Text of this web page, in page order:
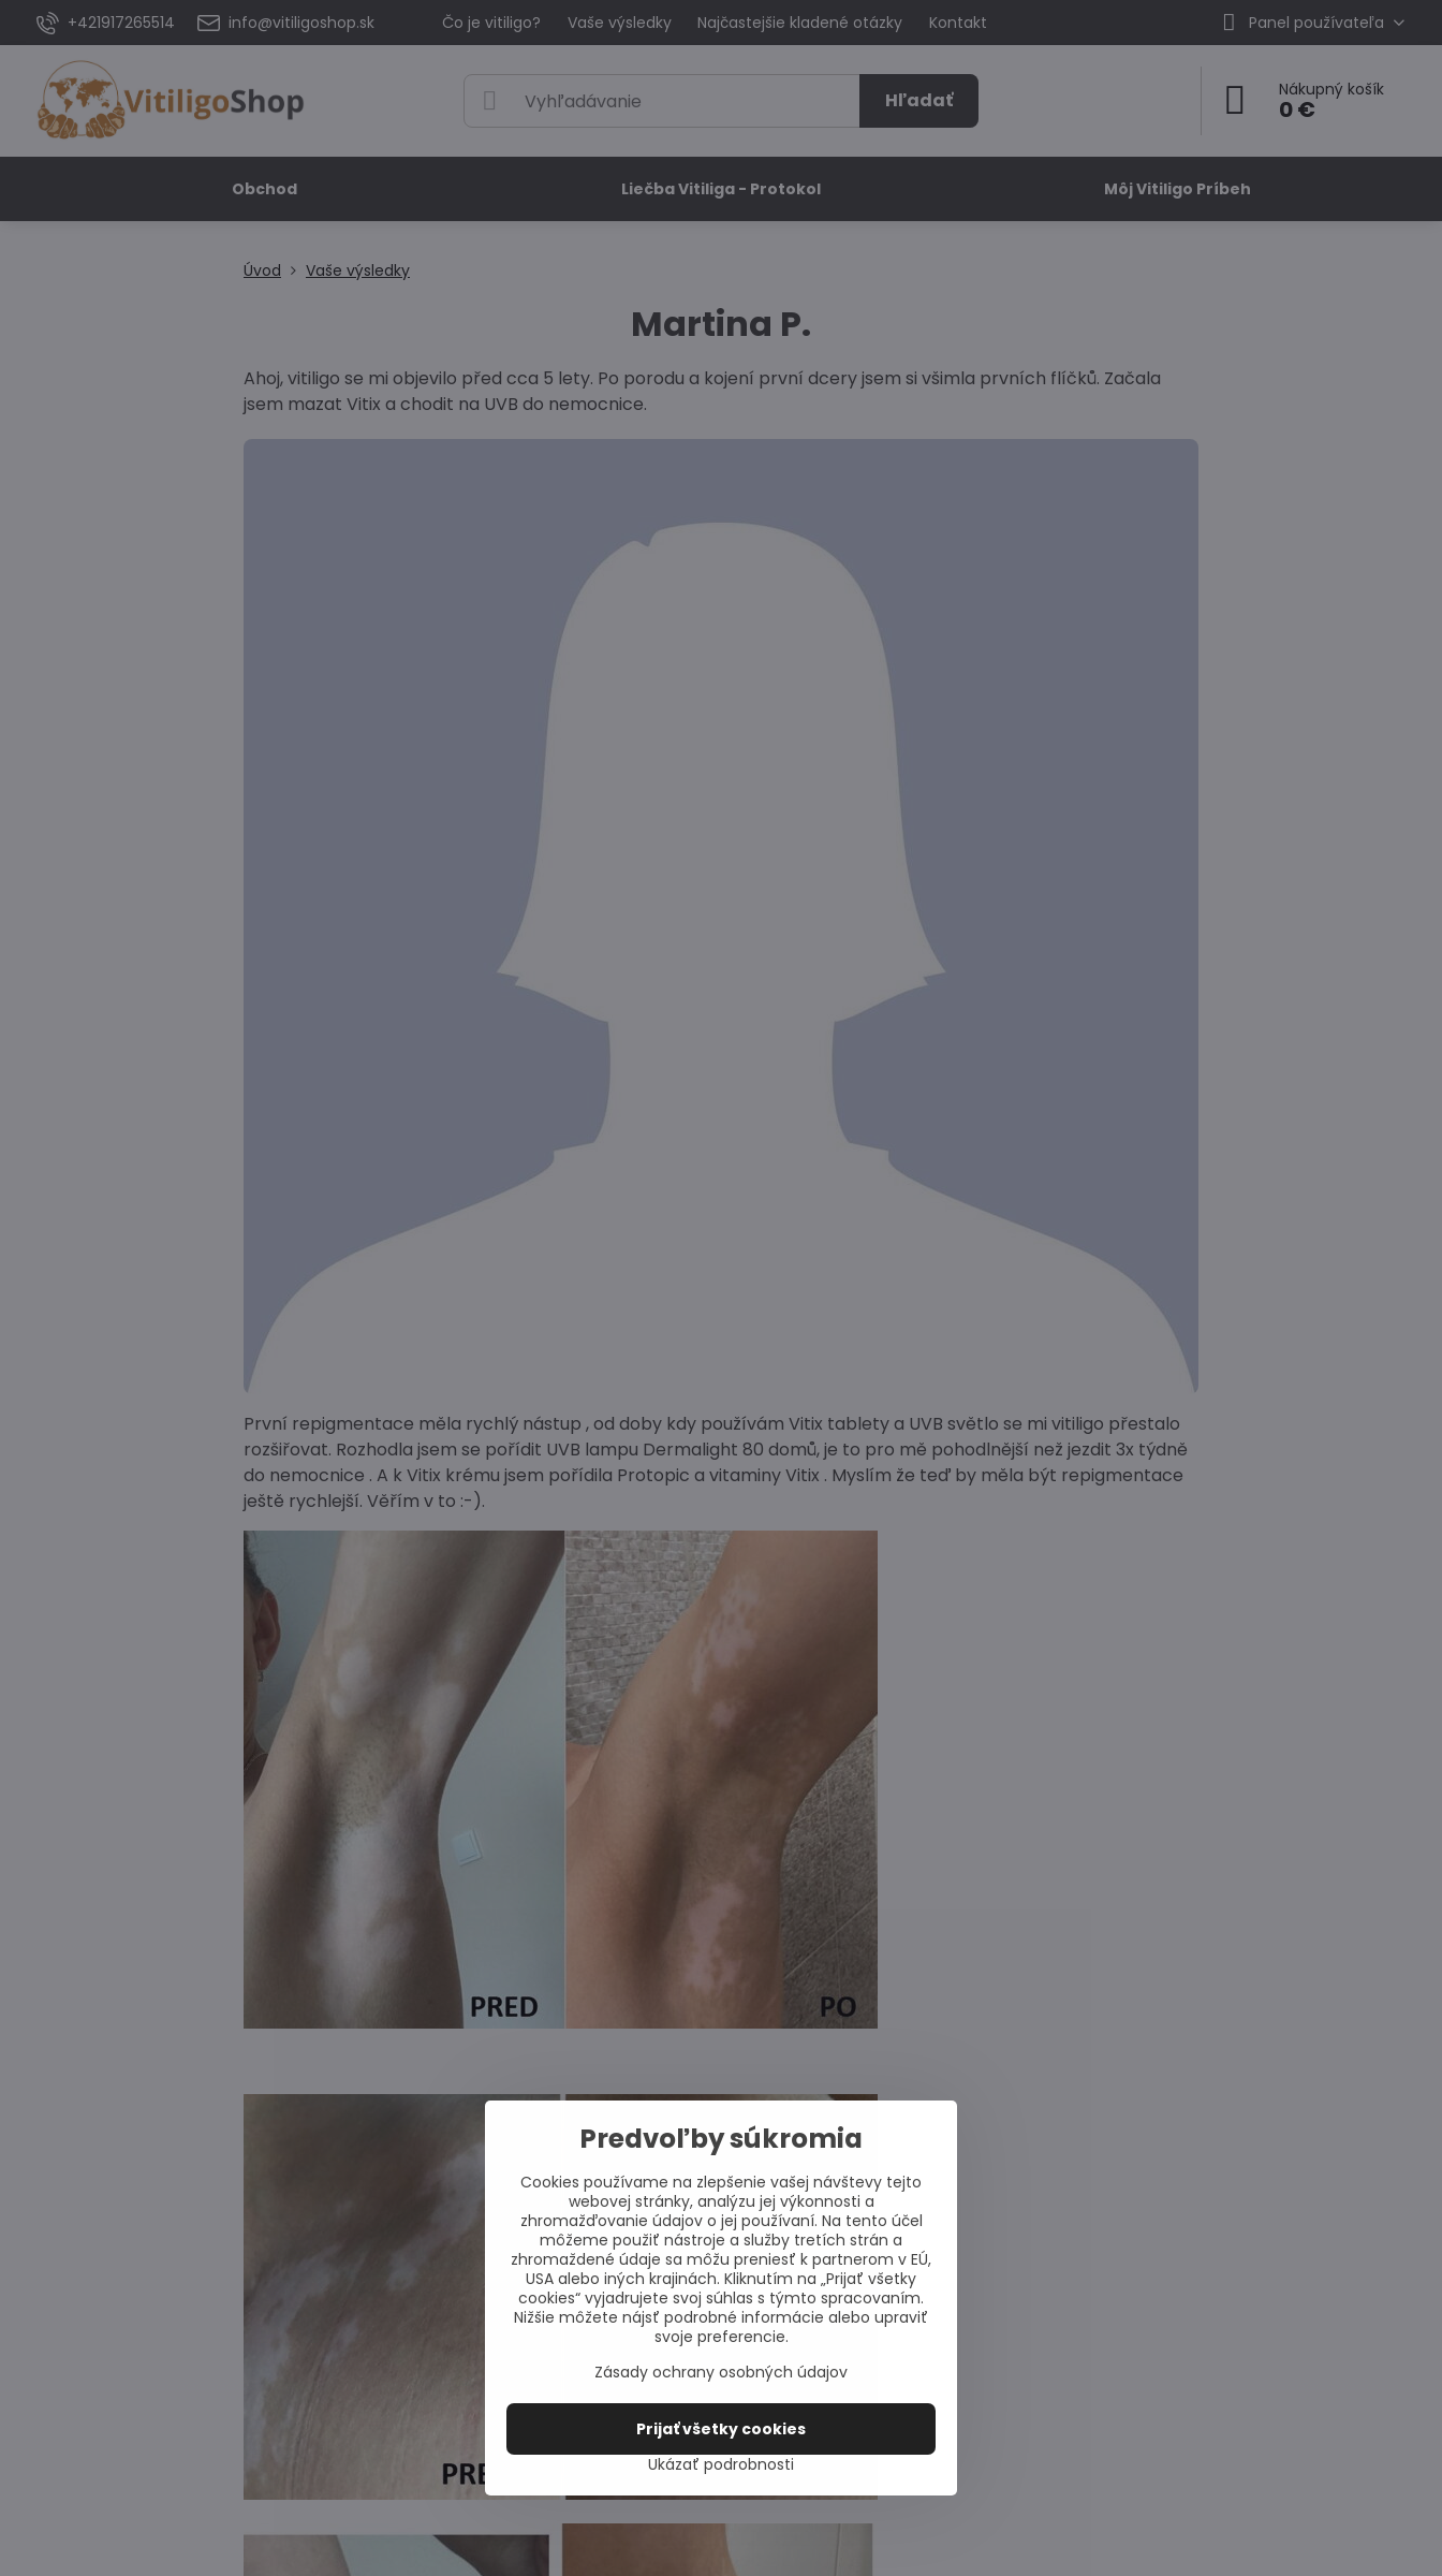
+421917265514 info@vitiligoshop.sk Čo je vitiligo? Vaše výsledky Najčastejšie kladené otázky Kontakt Panel používateľa
Hľadať Nákupný košík
0 €
Obchod Liečba Vitiliga - Protokol Môj Vitiligo Príbeh
Úvod Vaše výsledky
Martina P.
Ahoj, vitiligo se mi objevilo před cca 5 lety. Po porodu a kojení první dcery jsem si všimla prvních flíčků. Začala
jsem mazat Vitix a chodit na UVB do nemocnice.
První repigmentace měla rychlý nástup , od doby kdy používám Vitix tablety a UVB světlo se mi vitiligo přestalo
rozšiřovat. Rozhodla jsem se pořídit UVB lampu Dermalight 80 domů, je to pro mě pohodlnější než jezdit 3x týdně
do nemocnice . A k Vitix krému jsem pořídila Protopic a vitaminy Vitix . Myslím že teď by měla být repigmentace
ještě rychlejší. Věřím v to :-).
Predvoľby súkromia
Cookies používame na zlepšenie vašej návštevy tejto
webovej stránky, analýzu jej výkonnosti a
zhromažďovanie údajov o jej používaní. Na tento účel
môžeme použiť nástroje a služby tretích strán a
zhromaždené údaje sa môžu preniesť k partnerom v EÚ,
USA alebo iných krajinách. Kliknutím na „Prijať všetky
cookies“ vyjadrujete svoj súhlas s týmto spracovaním.
Nižšie môžete nájsť podrobné informácie alebo upraviť
svoje preferencie.
Zásady ochrany osobných údajov
Ukázať podrobnosti
Prijať všetky cookies